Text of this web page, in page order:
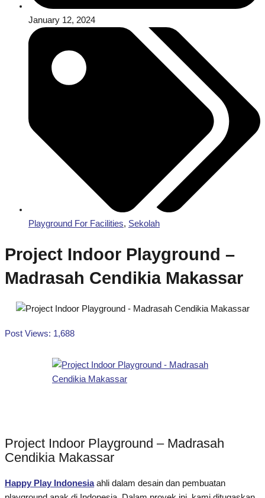
January 12, 2024
Playground For Facilities, Sekolah
Project Indoor Playground –
Madrasah Cendikia Makassar
Post Views: 1,688
Project Indoor Playground – Madrasah
Cendikia Makassar
Happy Play Indonesiaahli dalam desain dan pembuatan